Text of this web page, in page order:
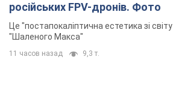
російських FPV-дронів. Фото
Це "постапокаліптична естетика зі світу
"Шаленого Макса"
11 часов назад 9,3 т.